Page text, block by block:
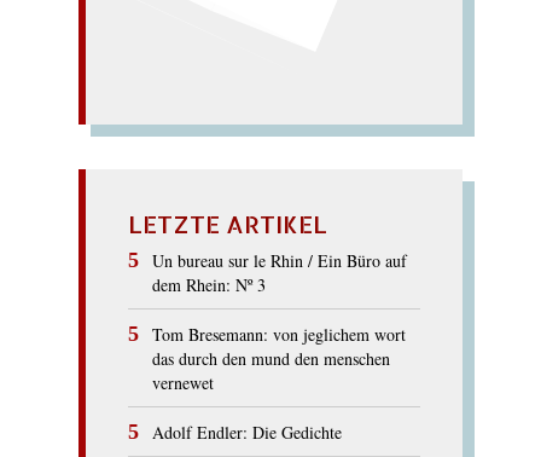
LETZTE ARTIKEL
Un bureau sur le Rhin / Ein Büro auf
dem Rhein: Nº 3
Tom Bresemann: von jeglichem wort
das durch den mund den menschen
vernewet
Adolf Endler: Die Gedichte